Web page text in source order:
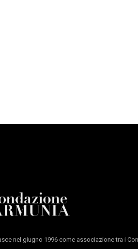
nel giugno 1996 come associazione tra i